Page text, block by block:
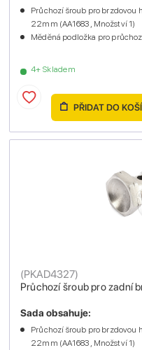
4+ Skladem
Průchozí šroub pro brzdovou
22mm (AA1683 , Množství 1)
Měděná podložka pro
PŘIDAT DO
Průchozí šroub pro zadní
(PKAD4327)
Sada obsahuje:
Průchozí šroub pro brzdovou
22mm (AA1683 , Množství 1)